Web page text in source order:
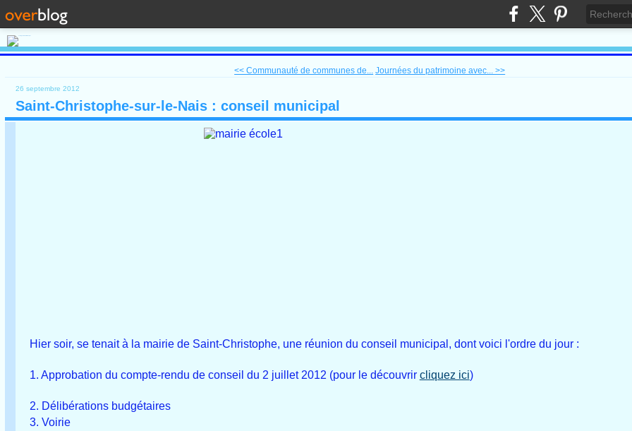
<< Communauté de communes de... Journées du patrimoine avec... >>
26 septembre 2012
Saint-Christophe-sur-le-Nais : conseil municipal
Hier soir, se tenait à la mairie de Saint-Christophe, une réunion du conseil municipal, dont voici l'ordre du jour :
1. Approbation du compte-rendu de conseil du 2 juillet 2012 (pour le découvrir cliquez ici)
2. Délibérations budgétaires
3. Voirie